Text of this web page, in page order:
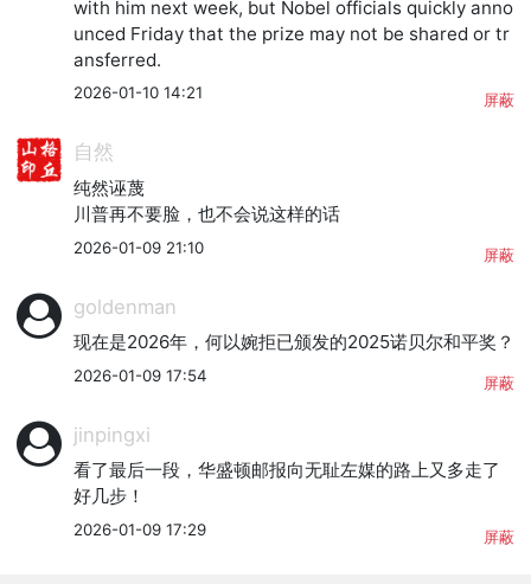
with him next week, but Nobel officials quickly anno
unced Friday that the prize may not be shared or tr
ansferred.
2026-01-10 14:21 屏蔽
自然
纯然诬蔑
川普再不要脸，也不会说这样的话
2026-01-09 21:10 屏蔽
goldenman
现在是2026年，何以婉拒已颁发的2025诺贝尔和平奖？
2026-01-09 17:54 屏蔽
jinpingxi
看了最后一段，华盛顿邮报向无耻左媒的路上又多走了
好几步！
2026-01-09 17:29 屏蔽